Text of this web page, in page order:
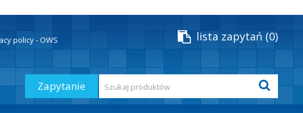
policy - OWS lista zapytań 0
Zapytanie